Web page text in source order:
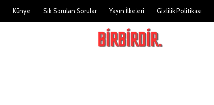
Künye Sık Sorulan Sorular Yayın İlkeleri Gizlilik Politikası